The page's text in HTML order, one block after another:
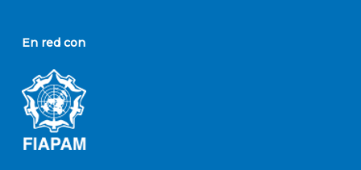
En red con